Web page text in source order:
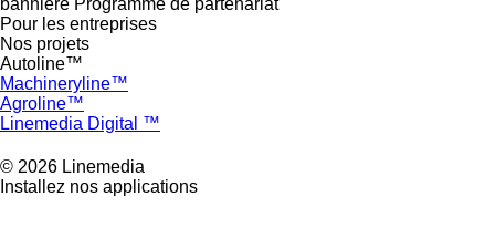
bannière Programme de partenariat
Pour les entreprises
Nos projets
Autoline™
Machineryline™
Agroline™
Linemedia Digital ™
© 2026 Linemedia
Installez nos applications